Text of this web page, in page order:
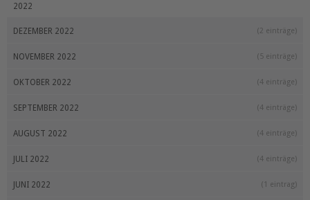
2022
DEZEMBER 2022 (2 einträge)
NOVEMBER 2022 (5 einträge)
OKTOBER 2022 (4 einträge)
SEPTEMBER 2022 (4 einträge)
AUGUST 2022 (4 einträge)
JULI 2022 (4 einträge)
JUNI 2022 (1 eintrag)